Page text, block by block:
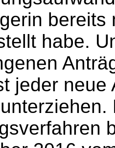
bereits
habe.
jeder neue